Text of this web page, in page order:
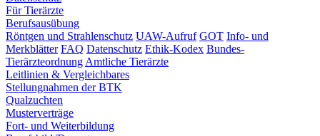
Für Tierärzte
Berufsausübung
Röntgen und Strahlenschutz UAW-Aufruf GOT Info- und
Merkblätter FAQ Datenschutz Ethik-Kodex Bundes-
Tierärzteordnung Amtliche Tierärzte
Leitlinien & Vergleichbares
Stellungnahmen der BTK
Qualzuchten
Musterverträge
Fort- und Weiterbildung